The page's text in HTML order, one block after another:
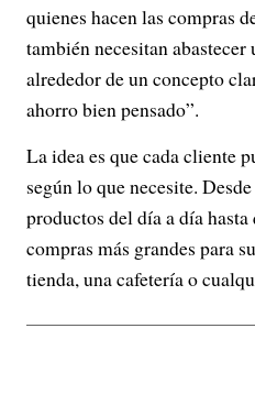
quienes hacen las compras
también necesitan
alrededor de un concepto
ahorro bien pensado”.
La idea es que cada cliente
según lo que necesite.
productos del día a día
compras más grandes para
tienda, una cafetería o